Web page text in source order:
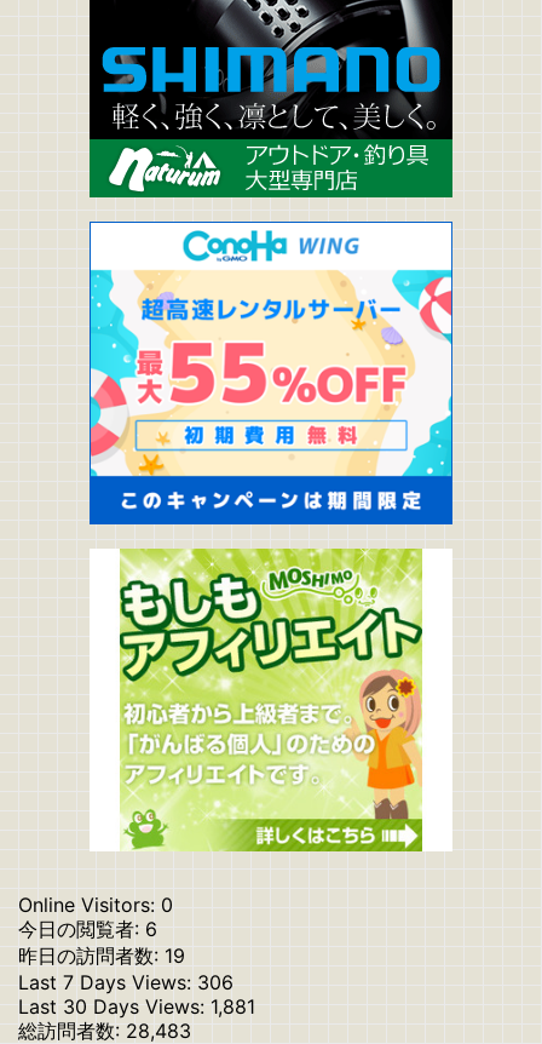
Online Visitors: 0
今日の閲覧者: 6
昨日の訪問者数: 19
Last 7 Days Views: 306
Last 30 Days Views: 1,881
総訪問者数: 28,483